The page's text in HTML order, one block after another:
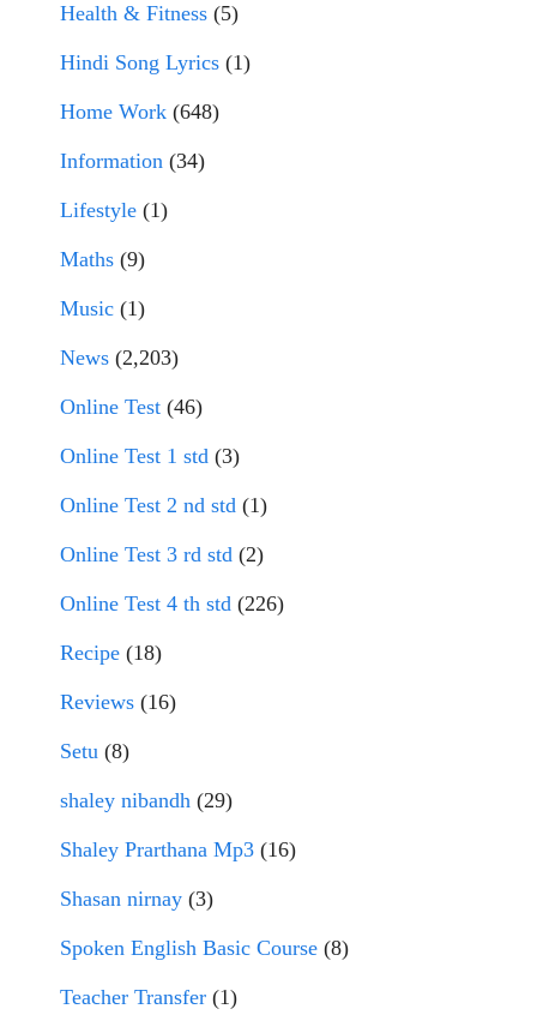
Health & Fitness (5)
Hindi Song Lyrics (1)
Home Work (648)
Information (34)
Lifestyle (1)
Maths (9)
Music (1)
News (2,203)
Online Test (46)
Online Test 1 std (3)
Online Test 2 nd std (1)
Online Test 3 rd std (2)
Online Test 4 th std (226)
Recipe (18)
Reviews (16)
Setu (8)
shaley nibandh (29)
Shaley Prarthana Mp3 (16)
Shasan nirnay (3)
Spoken English Basic Course (8)
Teacher Transfer (1)